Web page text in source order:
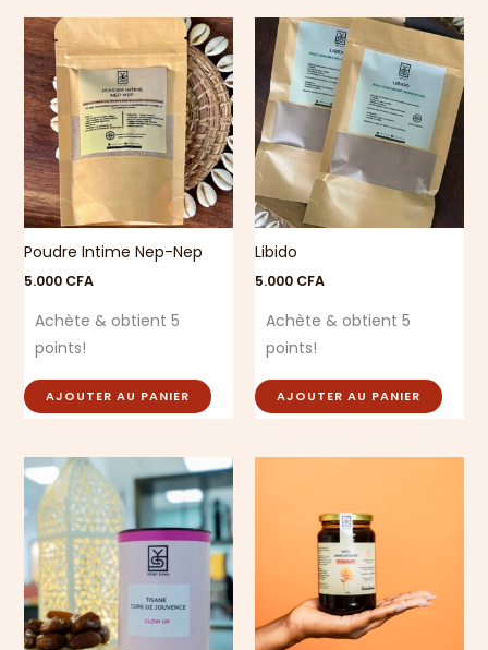
Poudre Intime Nep-Nep
5.000 CFA
Achète & obtient 5
points!
AJOUTER AU PANIER
Libido
5.000 CFA
Achète & obtient 5
points!
AJOUTER AU PANIER